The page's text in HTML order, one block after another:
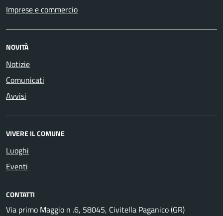
Imprese e commercio
NOVITÀ
Notizie
Comunicati
Avvisi
VIVERE IL COMUNE
Luoghi
Eventi
CONTATTI
Via primo Maggio n .6, 58045, Civitella Paganico (GR)